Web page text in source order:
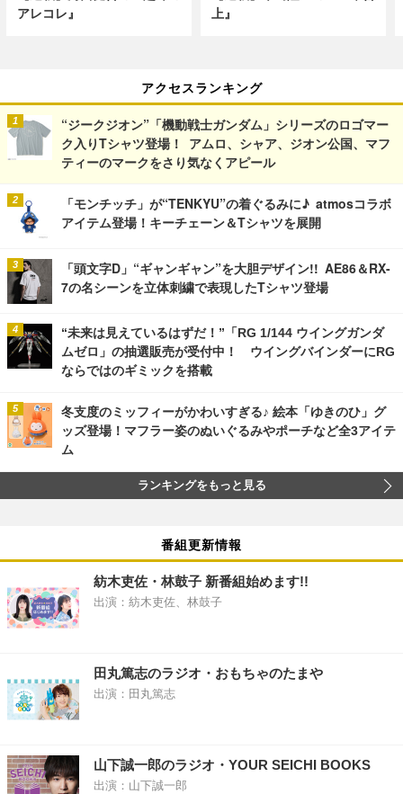
アレコレ』
上』
アクセスランキング
“ジークジオン”「機動戦士ガンダム」シリーズのロゴマー
ク入りTシャツ登場！ アムロ、シャア、ジオン公国、マフ
ティーのマークをさり気なくアピール
「モンチッチ」が“TENKYU”の着ぐるみに♪ atmosコラボ
アイテム登場！キーチェーン＆Tシャツを展開
「頭文字D」“ギャンギャン”を大胆デザイン!! AE86＆RX-
7の名シーンを立体刺繍で表現したTシャツ登場
“未来は見えているはずだ！”「RG 1/144 ウイングガンダ
ムゼロ」の抽選販売が受付中！ ウイングバインダーにRG
ならではのギミックを搭載
冬支度のミッフィーがかわいすぎる♪ 絵本「ゆきのひ」グ
ッズ登場！マフラー姿のぬいぐるみやポーチなど全3アイテ
ム
ランキングをもっと見る
番組更新情報
紡木吏佐・林鼓子 新番組始めます!!
出演：紡木吏佐、林鼓子
田丸篤志のラジオ・おもちゃのたまや
出演：田丸篤志
山下誠一郎のラジオ・YOUR SEICHI BOOKS
出演：山下誠一郎